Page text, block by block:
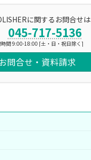
に関するお問合せは
045-717-5136
時間 9:00-18:00 [土・日・祝日除く]
問合せ・資料請求